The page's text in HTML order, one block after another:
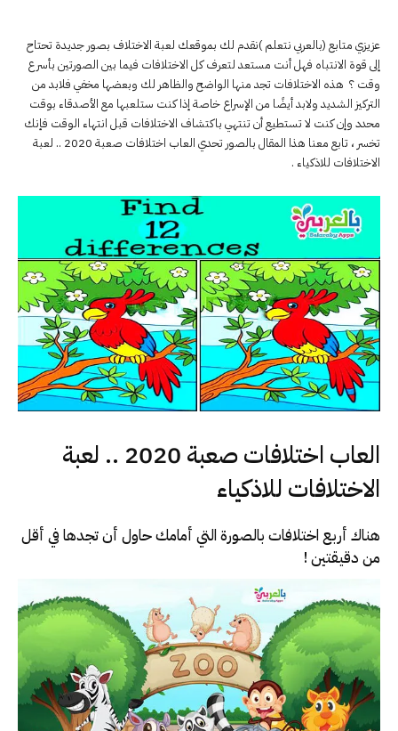
عزيزي متابع (بالعربي نتعلم )نقدم لك بموقعك لعبة الاختلاف بصور جديدة تحتاح
إلى قوة الانتباه فهل أنت مستعد لتعرف كل الاختلافات فيما بين الصورتين بأسرع
وقت ؟ هذه الاختلافات تجد منها الواضح والظاهر لك وبعضها مخفي فلابد من
التركيز الشديد ولابد أيضًا من الإسراع خاصة إذا كنت ستلعبها مع الأصدقاء بوقت
محدد وإن كنت لا تستطيع أن تنتهي باكتشاف الاختلافات قبل انتهاء الوقت فإنك
تخسر ، تابع معنا هذا المقال بالصور تحدي العاب اختلافات صعبة 2020 .. لعبة
الاختلافات للاذكياء .
العاب اختلافات صعبة 2020 .. لعبة
الاختلافات للاذكياء
هناك أربع اختلافات بالصورة التي أمامك حاول أن تجدها في أقل
من دقيقتين !